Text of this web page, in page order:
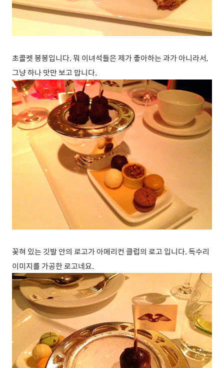
초콜렛 봉봉입니다. 뭐 이녀석들은 제가 좋아하는 과가 아니라서,
그냥 하나 맛만 보고 맙니다.
꽂혀 있는 깃발 안의 로고가 아메리컨 클럽의 로고 입니다. 독수리
이미지를 가공한 로고네요.